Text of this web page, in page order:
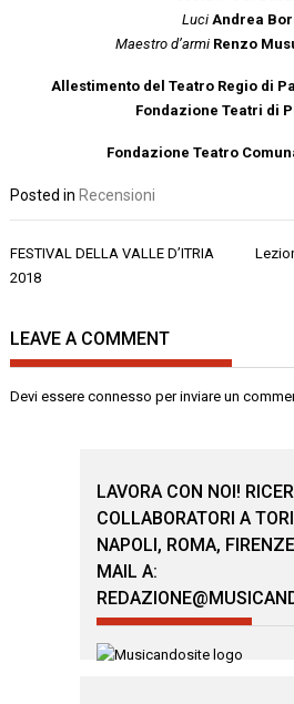
Luci Andrea
Maestro d’armi Renzo
Allestimento del Teatro Regio di
Fondazione Teatri di
Fondazione Teatro
Posted in Recensioni
Navigazione
articoli
FESTIVAL DELLA VALLE D’ITRIA
2018
LEAVE A COMMENT
Devi essereconnesso per inviare un
LAVORA CON NOI!
COLLABORATORI A
NAPOLI, ROMA,
MAIL A: